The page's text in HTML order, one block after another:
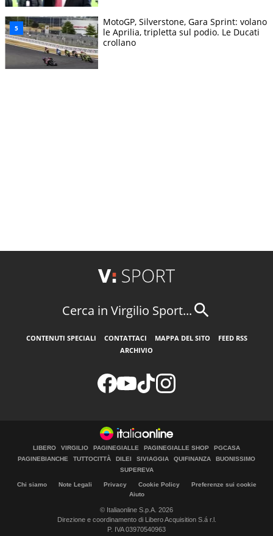
MotoGP, Silverstone, Gara Sprint: volano
le Aprilia, tripletta sul podio. Le Ducati
crollano
Cerca in Virgilio Sport...
CONTENUTI SPECIALI CONTATTACI MAPPA DEL SITO
FEED RSS
ARCHIVIO
LIBERO VIRGILIO PAGINEGIALLE PAGINEGIALLE SHOP
PGCASA
PAGINEBIANCHE
TUTTOCITTÀ DILEI SIVIAGGIA QUIFINANZA
BUONISSIMO
SUPEREVA
Chi siamo Note Legali Privacy Cookie Policy
Preferenze sui cookie
Aiuto
© Italiaonline S.p.A. 2026
Direzione e coordinamento di Libero Acquisition S.á r.l.
P. IVA 03970540963